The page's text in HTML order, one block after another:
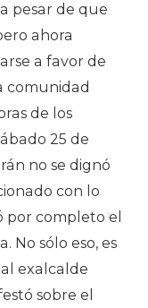
pesar de que
ahora
a favor de
comunidad
de los
25 de
no se dignó
con lo
por completo el
No sólo eso, es
exalcalde
sobre el